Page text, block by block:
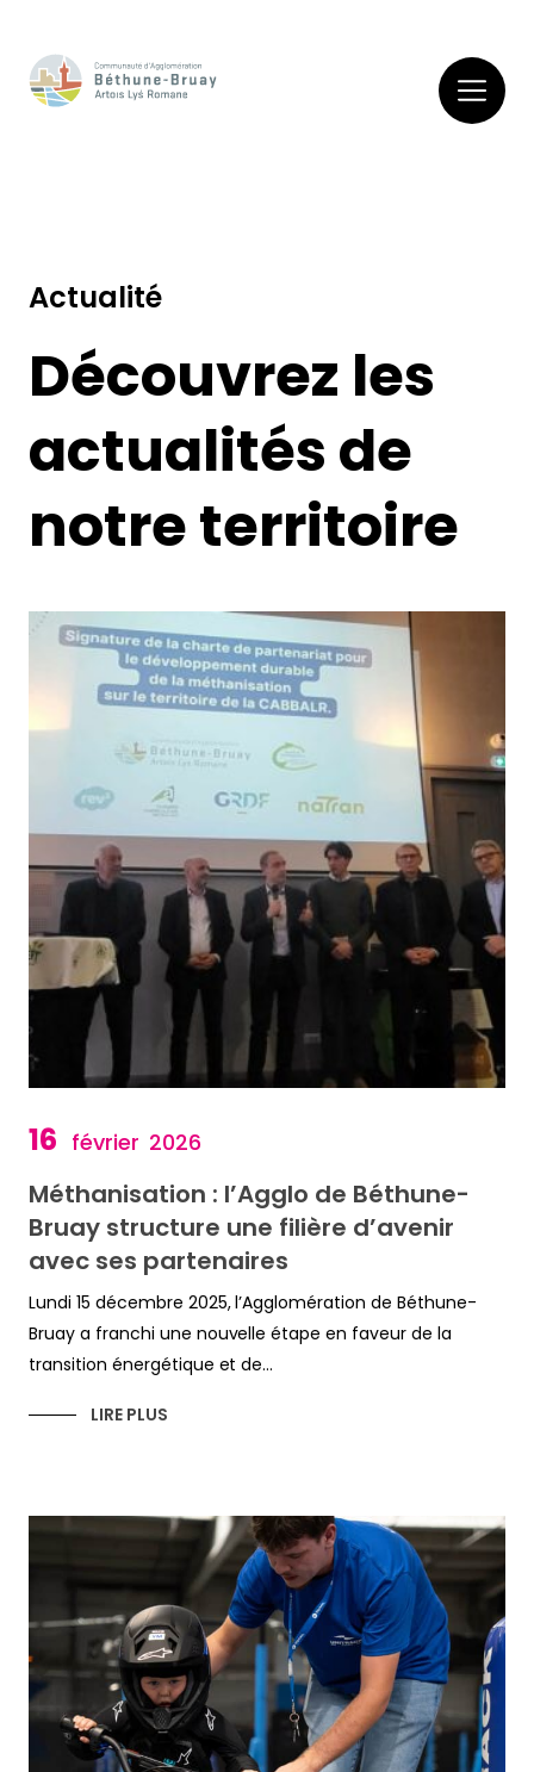
Actualité
Découvrez les
actualités de
notre territoire
16 février 2026
Méthanisation : l’Agglo de Béthune-
Bruay structure une filière d’avenir
avec ses partenaires
Lundi 15 décembre 2025, l’Agglomération de Béthune-
Bruay a franchi une nouvelle étape en faveur de la
transition énergétique et de...
LIRE PLUS